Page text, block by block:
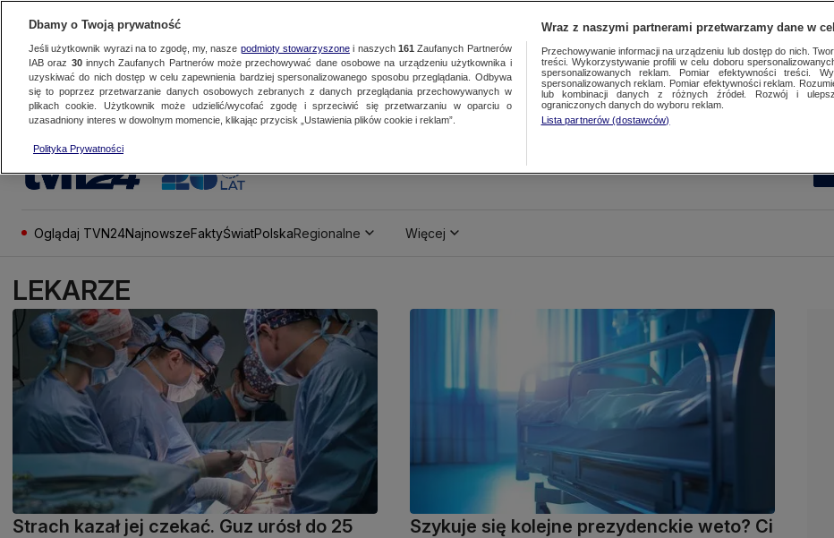
Oglądaj TVN24NajnowszeFaktyŚwiatPolskaRegionalne Więcej
LEKARZE
Strach kazał jej czekać. Guz urósł do 25
Szykuje się kolejne prezydenckie weto? Ci
Dbamy o Twoją prywatność
Jeśli użytkownik wyrazi na to zgodę, my, nasze podmioty stowarzyszonei naszych 161 Zaufanych Partnerów
IAB oraz 30innych Zaufanych Partnerów może przechowywać dane osobowe na urządzeniu użytkownika i
uzyskiwać do nich dostęp w celu zapewnienia bardziej spersonalizowanego sposobu przeglądania. Odbywa
się to poprzez przetwarzanie danych osobowych zebranych z danych przeglądania przechowywanych w
plikach cookie. Użytkownik może udzielić/wycofać zgodę i sprzeciwić się przetwarzaniu w oparciu o
uzasadniony interes w dowolnym momencie, klikając przycisk „Ustawienia plików cookie i reklam”.
Polityka Prywatności
Wraz z naszymi partnerami przetwarzamy dane w
Przechowywanie informacji na urządzeniu lub dostęp do nich.
treści. Wykorzystywanie profili w celu doboru
spersonalizowanych reklam. Pomiar efektywności treści.
spersonalizowanych reklam. Pomiar efektywności reklam.
lub kombinacji danych z różnych źródeł. Rozwój i
ograniczonych danych do wyboru reklam.
Lista partnerów (dostawców)